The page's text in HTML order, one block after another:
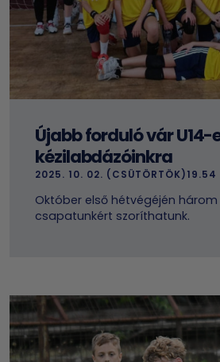
Újabb forduló vár U14-
kézilabdázóinkra
2025. 10. 02. (CSÜTÖRTÖK)19.54
Október első hétvégéjén
csapatunkért szoríthatunk.